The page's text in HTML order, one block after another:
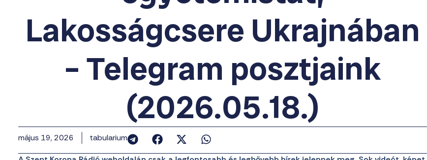
Lakosságcsere Ukrajnában
– Telegram posztjaink
(2026.05.18.)
május 19, 2026 tabularium